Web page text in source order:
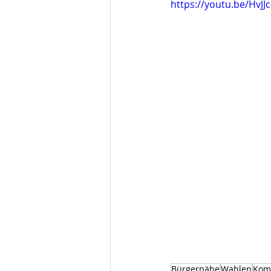
https://youtu.be/